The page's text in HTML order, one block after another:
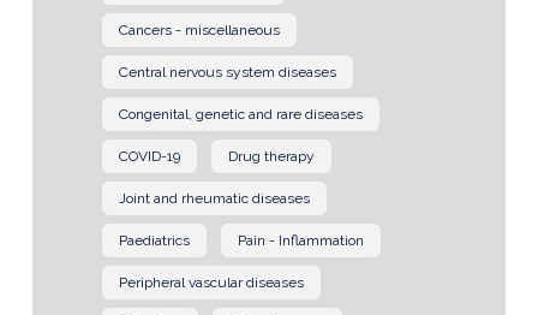
Cancers - miscellaneous
Central nervous system diseases
Congenital, genetic and rare diseases
COVID-19 Drug therapy
Joint and rheumatic diseases
Paediatrics Pain - Inflammation
Peripheral vascular diseases